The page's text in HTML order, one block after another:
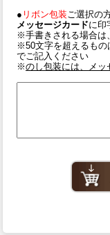
● リボン包装ご選択の
メッセージカードに印
※手書きされる場合は
※50文字を超えるもの
でご記入ください
※のし包装には、メッ